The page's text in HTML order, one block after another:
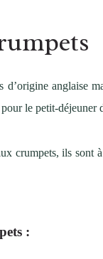
d’origine anglaise
le petit-
crumpets, ils
: